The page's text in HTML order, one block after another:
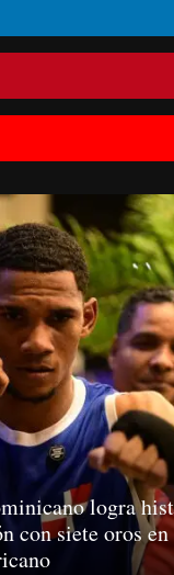
evaluación de
abre plazo de